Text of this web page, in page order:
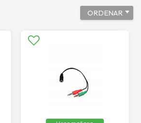
ORDENAR